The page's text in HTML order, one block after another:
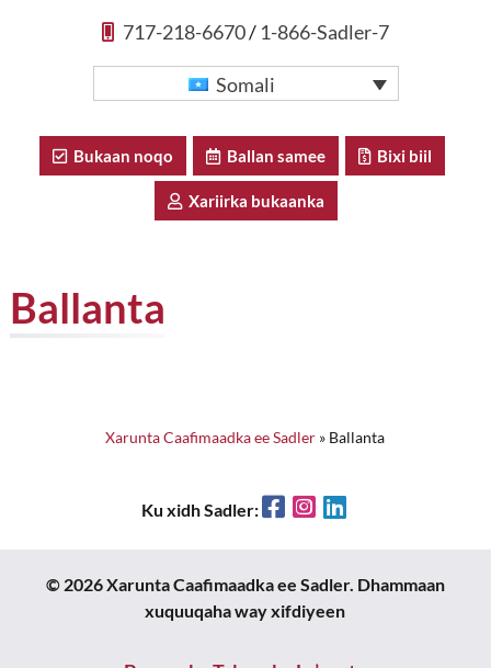
717-218-6670/ 1-866-Sadler-7
Somali
Bukaan noqo Ballan samee Bixi biil
Xariirka bukaanka
Ballanta
Xarunta Caafimaadka ee Sadler » Ballanta
Ku xidh Sadler: FacebookInstagram
© 2026 Xarunta Caafimaadka ee Sadler. Dhammaan
xuquuqaha way xifdiyeen